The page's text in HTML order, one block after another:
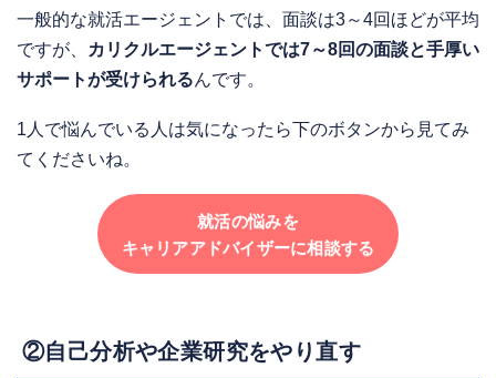
一般的な就活エージェントでは、面談は3～4回ほどが平均
ですが、 カリクルエージェントでは7～8回の面談と手厚い
サポートが受けられるんです。
1人で悩んでいる人は気になったら下のボタンから見てみ
てくださいね。
就活の悩みを
キャリアアドバイザーに相談する
②自己分析や企業研究をやり直す